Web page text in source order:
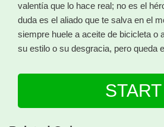
valentía que lo hace real; no es el
duda es el aliado que te salva en el
siempre huele a aceite de bicicleta o
su estilo o su desgracia, pero queda
START